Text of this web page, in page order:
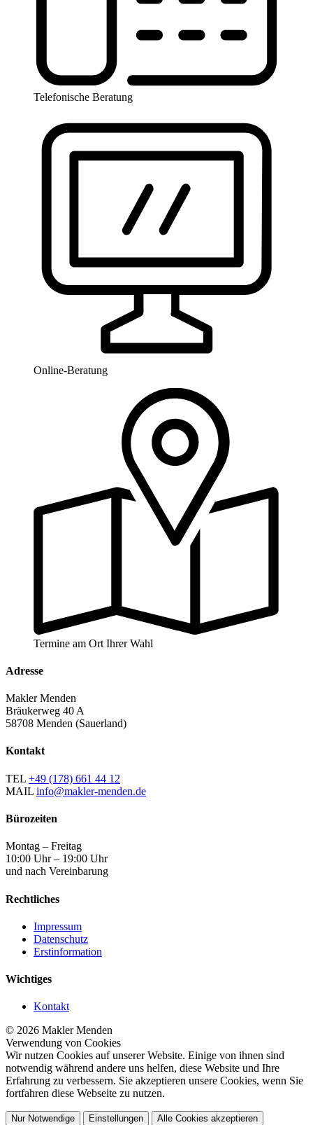
Telefonische Beratung
Online-Beratung
Termine am Ort Ihrer Wahl
Adresse
Makler Menden
Bräukerweg 40 A
58708 Menden (Sauerland)
Kontakt
TEL +49 (178) 661 44 12
MAIL info@makler-menden.de
Bürozeiten
Montag – Freitag
10:00 Uhr – 19:00 Uhr
und nach Vereinbarung
Rechtliches
Impressum
Datenschutz
Erstinformation
Wichtiges
Kontakt
© 2026 Makler Menden
Verwendung von Cookies
Wir nutzen Cookies auf unserer Website. Einige von ihnen sind
notwendig während andere uns helfen, diese Website und Ihre
Erfahrung zu verbessern. Sie akzeptieren unsere Cookies, wenn Sie
fortfahren diese Webseite zu nutzen.
Nur Notwendige Einstellungen Alle Cookies akzeptieren